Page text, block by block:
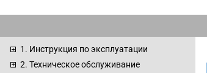
1. Инструкция по эксплуатации
2. Техническое обслуживание